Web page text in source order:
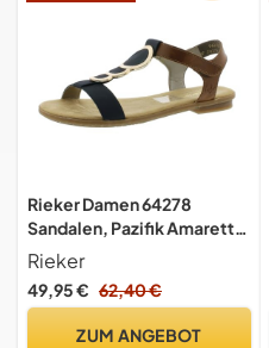
Rieker Damen 64278
Sandalen, Pazifik Amaretto
16, 41 EU
Rieker
49,95 € 62,40 €
ZUM ANGEBOT